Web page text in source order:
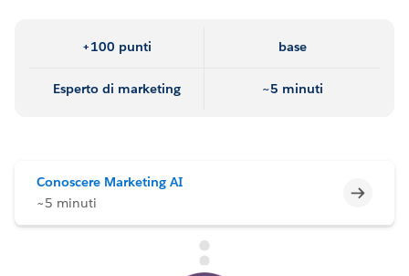
+100 punti base
Esperto di marketing ~5 minuti
Conoscere Marketing AI
~5 minuti